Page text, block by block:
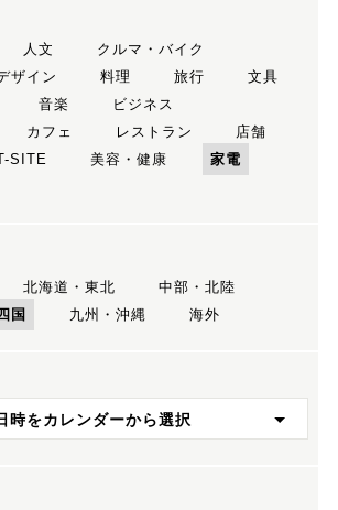
人文
クルマ・バイク
ザイン 料理 旅行
文具
音楽
ビジネス
カフェ レストラン
店舗
SITE 美容・健康
家電
北海道・東北
中部・北陸
国 九州・沖縄 海外
時をカレンダーから選択